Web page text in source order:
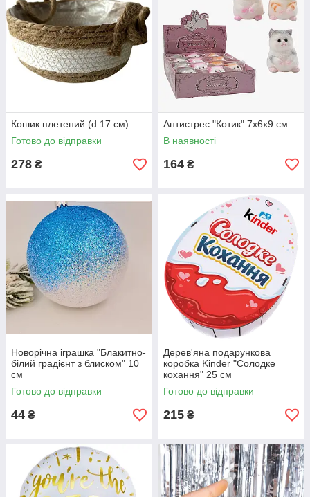
Кошик плетений (d 17 см)
Готово до відправки
278 ₴
Антистрес "Котик" 7х6х9 см
В наявності
164 ₴
Новорічна іграшка "Блакитно-
білий градієнт з блиском" 10
см
Готово до відправки
44 ₴
Дерев'яна подарункова
коробка Kinder "Солодке
кохання" 25 см
Готово до відправки
215 ₴